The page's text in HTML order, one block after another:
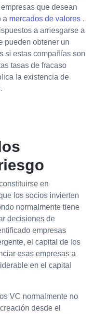
que desean
a mercados de valores .
a arriesgarse a
pueden obtener un
si estas compañías son
tasas de fracaso
la existencia de
en
los socios invierten
normalmente tiene
decisiones de
empresas
el capital de los
esas empresas a
en el capital
VC normalmente no
desde el